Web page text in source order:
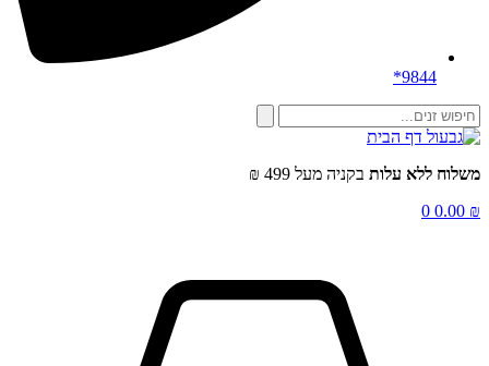
9844*
ללא עלותבקניה מעל 499 ₪
0.00
0